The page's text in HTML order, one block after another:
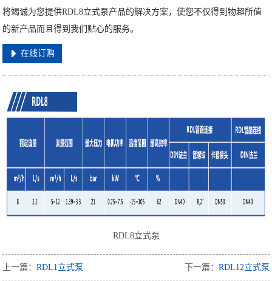
将竭诚为您提供RDL8立式泵产品的解决方案，使您不仅得到物超所值
的新产品而且得到我们贴心的服务。
在线订购
RDL8立式泵
上一篇：RDL1立式泵 下一篇： RDL12立式泵